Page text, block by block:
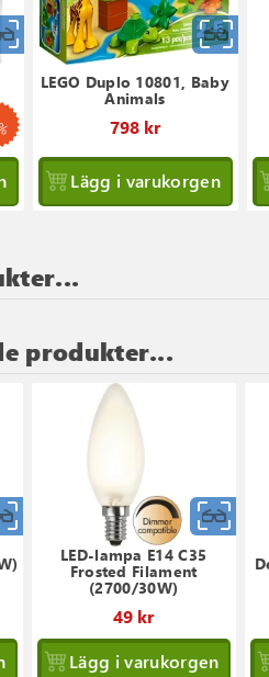
Snabbvy
LEGO Duplo 10801, Baby
Animals
798 kr
Lägg i varukorgen
produkter...
LED-lampa E14 C35
Frosted Filament
(2700/30W)
49 kr
Lägg i varukorgen